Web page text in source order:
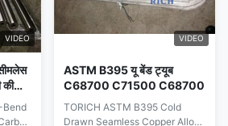
VIDEO
के
Bend
VIDEO
ASTM B395 यू बेंड ट्यूब
C68700 C71500 C68700
TORICH ASTM B395 Cold
Drawn Seamless Copper Alloy